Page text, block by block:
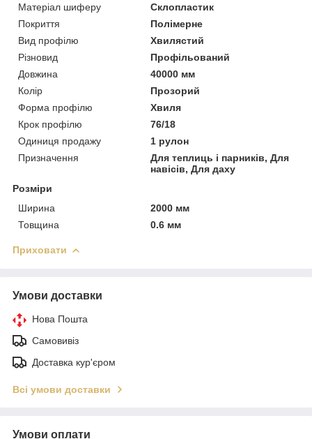
Матеріал шиферу
Склопластик
Покриття
Полімерне
Вид профілю
Хвилястий
Різновид
Профільований
Довжина
40000 мм
Колір
Прозорий
Форма профілю
Хвиля
Крок профілю
76/18
Одиниця продажу
1 рулон
Призначення
Для теплиць і парників, Для
навісів, Для даху
Розміри
Ширина
2000 мм
Товщина
0.6 мм
Приховати
Умови доставки
Нова Пошта
Самовивіз
Доставка кур'єром
Всі умови доставки
Умови оплати